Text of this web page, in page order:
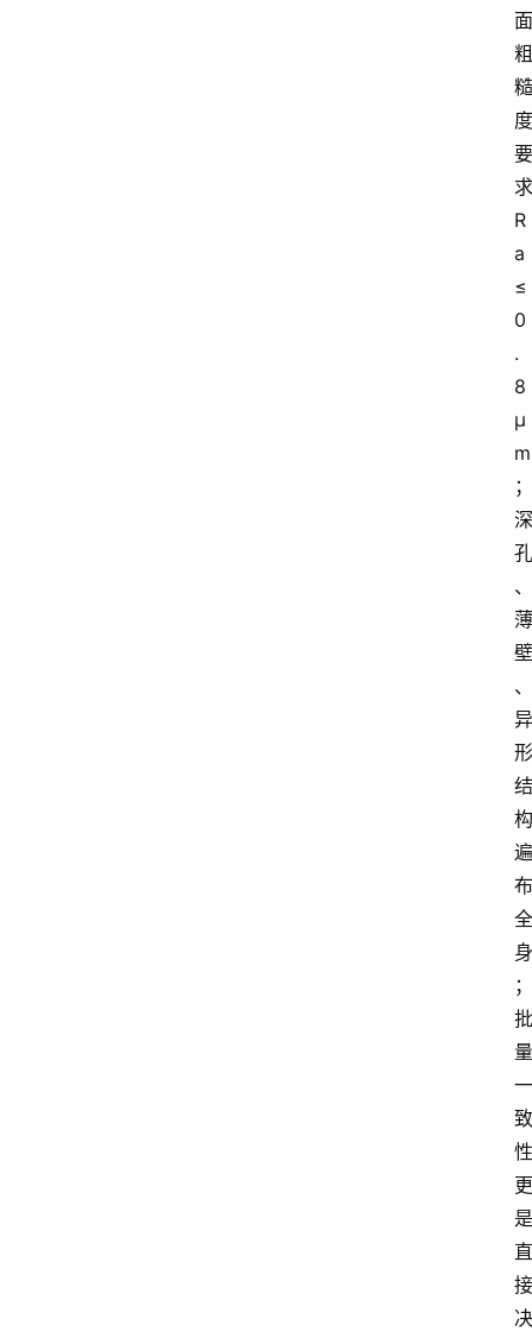
面
粗
糙
度
要
求
R
a
≤
0
.
8
μ
m
；
深
孔
、
薄
壁
、
异
形
结
构
遍
布
全
身
；
批
量
一
致
性
更
是
直
接
决